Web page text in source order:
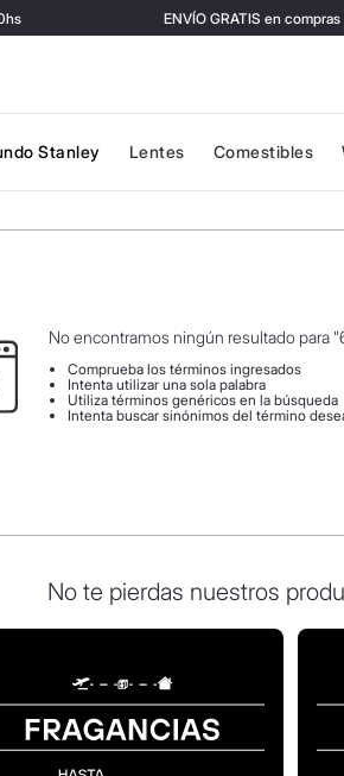
ENVÍO GRATIS en compras
Stanley Lentes Comestibles
No encontramos ningún resultado para "
Comprueba los términos ingresados
Intenta utilizar una sola palabra
Utiliza términos genéricos en la búsqueda
Intenta buscar sinónimos del término
No te pierdas nuestros